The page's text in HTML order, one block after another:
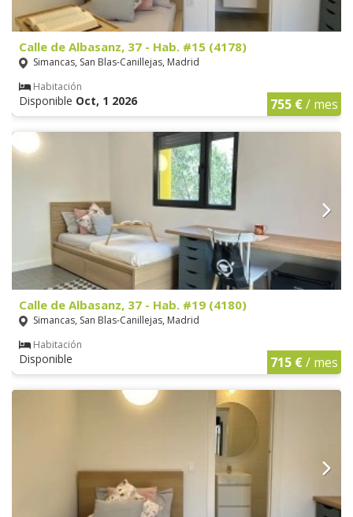
Calle de Albasanz, 37 - Hab. #15 (4178)
Simancas, San Blas-Canillejas, Madrid
Habitación
Disponible Oct, 1 2026 755 €/ mes
Calle de Albasanz, 37 - Hab. #19 (4180)
Simancas, San Blas-Canillejas, Madrid
Habitación
Disponible 715 €/ mes